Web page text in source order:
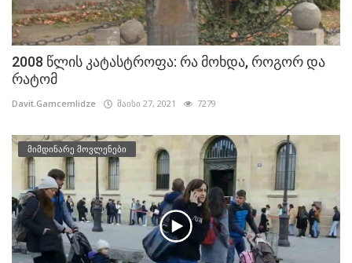
2008 წლის კატასტროფა: რა მოხდა, როგორ და
რატომ
Davit.Gamcemlidze მაისი 27, 2021 7279
მიმდინარე მოვლენები